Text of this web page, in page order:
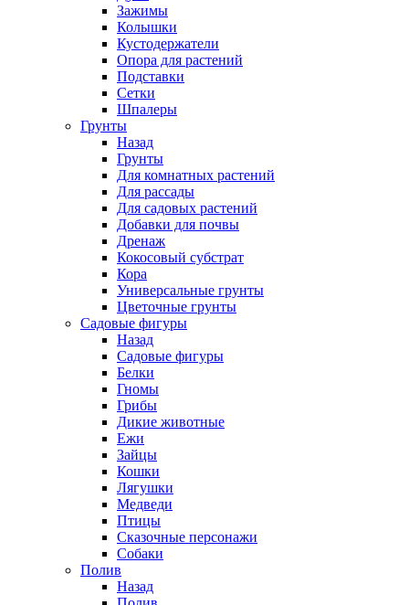
Зажимы
Колышки
Кустодержатели
Опора для растений
Подставки
Сетки
Шпалеры
Грунты
Назад
Грунты
Для комнатных растений
Для рассады
Для садовых растений
Добавки для почвы
Дренаж
Кокосовый субстрат
Кора
Универсальные грунты
Цветочные грунты
Садовые фигуры
Назад
Садовые фигуры
Белки
Гномы
Грибы
Дикие животные
Ежи
Зайцы
Кошки
Лягушки
Медведи
Птицы
Сказочные персонажи
Собаки
Полив
Назад